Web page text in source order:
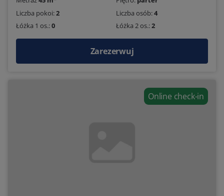
Liczba pokoi:2 Liczba osób:4
Łóżka 1 os.:0 Łóżka 2 os.:2
Zarezerwuj
Online check-in